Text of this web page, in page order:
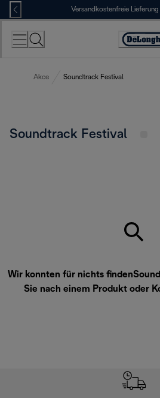
Skip
to
Content
Versandkostenfreie
Erklärung
Akce Soundtrack Festival
Soundtrack Festival
Wir konnten für nichts
Sie nach einem Produkt oder